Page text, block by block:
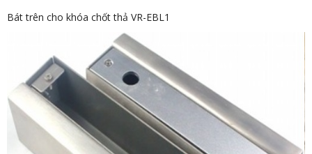
Bát trên cho khóa chốt thả VR-EBL1